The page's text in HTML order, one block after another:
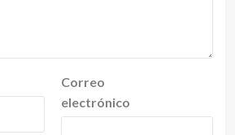
Correo
electrónico